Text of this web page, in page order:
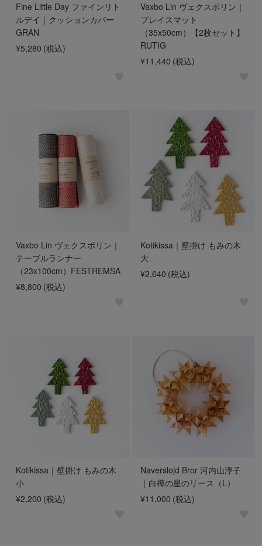
Fine Little Day ファインリト
ルデイ｜クッションカバー
GRAN
¥5,280 (税込)
Vaxbo Lin ヴェクスボリン｜
プレイスマット
（35x50cm）【2枚セット】
RUTIG
¥11,440 (税込)
Vaxbo Lin ヴェクスボリン｜
テーブルランナー
（23x100cm）FESTREMSA
¥8,800 (税込)
Kotikissa｜壁掛け もみの木
大
¥2,640 (税込)
Kotikissa｜壁掛け もみの木
小
¥2,200 (税込)
Naverslojd Bror 河内山淳子
｜白樺の星のリース（L）
¥11,000 (税込)